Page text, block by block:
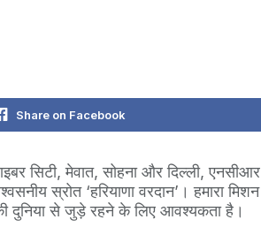
Share on Facebook
सिटी, मेवात, सोहना और दिल्ली,
स्रोत ‘हरियाणा वरदान’। हमारा
दुनिया से जुड़े रहने के लिए आवश्यकता है।